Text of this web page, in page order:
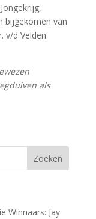
bijgekomen van
v/d Velden
als
Winnaars: Jay